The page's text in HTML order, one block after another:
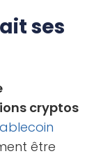
ses
cryptos
être